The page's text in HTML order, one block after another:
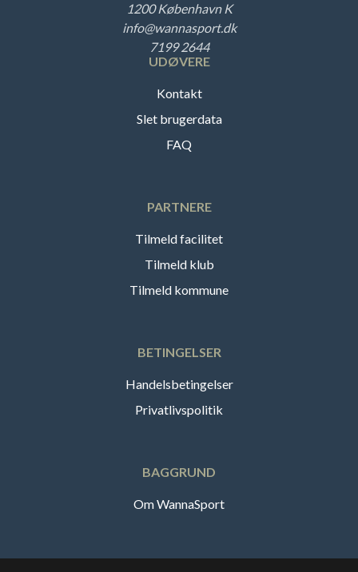
1200 København K
info@wannasport.dk
7199 2644
UDØVERE
Kontakt
Slet brugerdata
FAQ
PARTNERE
Tilmeld facilitet
Tilmeld klub
Tilmeld kommune
BETINGELSER
Handelsbetingelser
Privatlivspolitik
BAGGRUND
Om WannaSport